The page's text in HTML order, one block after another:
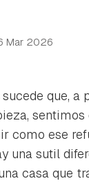
Mar 2026
que, a
sentimos
como ese
una sutil
casa que